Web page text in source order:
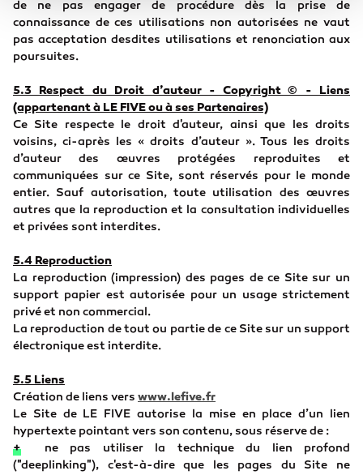
de ne pas engager de procédure dès la prise de
connaissance de ces utilisations non autorisées ne vaut
pas acceptation desdites utilisations et renonciation aux
poursuites.
5.3 Respect du Droit d’auteur - Copyright © - Liens
(appartenant à LE FIVE ou à ses Partenaires)
Ce Site respecte le droit d'auteur, ainsi que les droits
voisins, ci-après les « droits d’auteur ». Tous les droits
d’auteur des œuvres protégées reproduites et
communiquées sur ce Site, sont réservés pour le monde
entier. Sauf autorisation, toute utilisation des œuvres
autres que la reproduction et la consultation individuelles
et privées sont interdites.
5.4 Reproduction
La reproduction (impression) des pages de ce Site sur un
support papier est autorisée pour un usage strictement
privé et non commercial.
La reproduction de tout ou partie de ce Site sur un support
électronique est interdite.
5.5 Liens
Création de liens vers www.lefive.fr
Le Site de LE FIVE autorise la mise en place d’un lien
hypertexte pointant vers son contenu, sous réserve de :
+ ne pas utiliser la technique du lien profond
("deeplinking"), c'est-à-dire que les pages du Site ne